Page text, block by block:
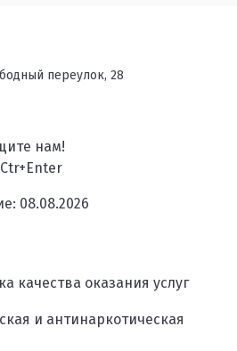
переулок, 28
нам!
08.08.2026
качества оказания услуг
и антинаркотическая